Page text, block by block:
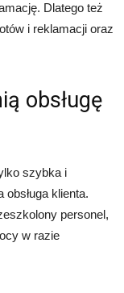
Dlatego też
i reklamacji oraz
obsługę
szybka i
klienta.
personel,
w razie